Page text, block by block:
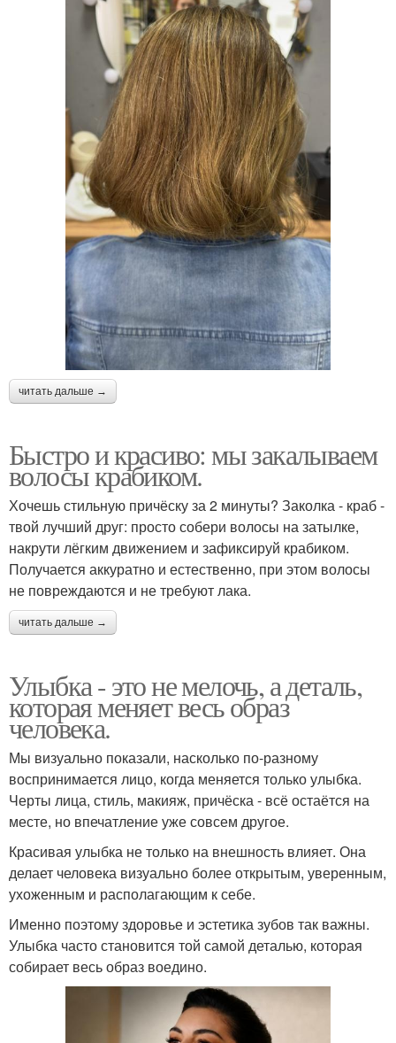
читать дальше →
Быстро и красиво: мы закалываем
волосы крабиком.
Хочешь стильную причёску за 2 минуты? Заколка - краб -
твой лучший друг: просто собери волосы на затылке,
накрути лёгким движением и зафиксируй крабиком.
Получается аккуратно и естественно, при этом волосы
не повреждаются и не требуют лака.
читать дальше →
Улыбка - это не мелочь, а деталь,
которая меняет весь образ
человека.
Мы визуально показали, насколько по-разному
воспринимается лицо, когда меняется только улыбка.
Черты лица, стиль, макияж, причёска - всё остаётся на
месте, но впечатление уже совсем другое.
Красивая улыбка не только на внешность влияет. Она
делает человека визуально более открытым, уверенным,
ухоженным и располагающим к себе.
Именно поэтому здоровье и эстетика зубов так важны.
Улыбка часто становится той самой деталью, которая
собирает весь образ воедино.